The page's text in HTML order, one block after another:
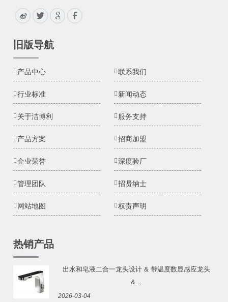
旧版导航
产品中心 联系我们
行业标准 新闻动态
关于洁博利 服务支持
产品方案 招商加盟
企业荣誉 深度验厂
管理团队 招贤纳士
网站地图 权责声明
热销产品
出水和皂液二合一龙头设计 & 带温度数显感应龙头
&...
2026-03-04